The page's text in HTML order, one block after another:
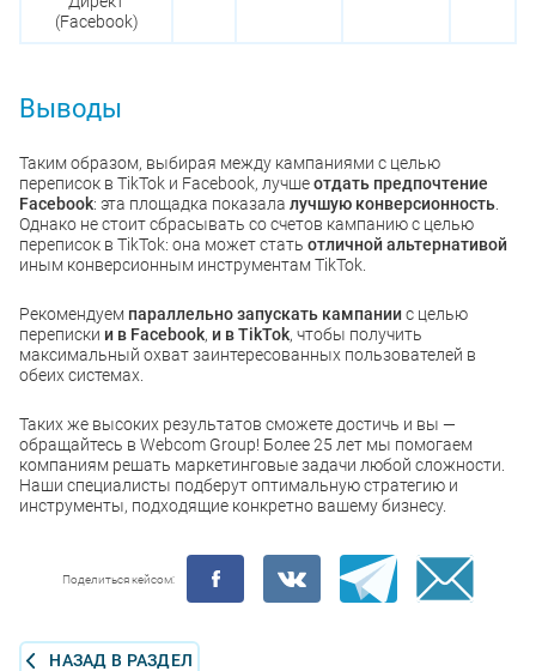
(Facebook)
Выводы
Таким образом, выбирая между кампаниями с целью
переписок в TikTok и Facebook, лучшеотдать предпочтение
Facebook: эта площадка показала лучшую конверсионность
Однако не стоит сбрасывать со счетов кампанию с целью
переписок в TikTok: она может стать отличной альтернативой
иным конверсионным инструментам TikTok.
Рекомендуем параллельно запускать кампаниис целью
переписки и в Facebook, и в TikTok, чтобы получить
максимальный охват заинтересованных пользователей в
обеих системах.
Таких же высоких результатов сможете достичь и вы —
обращайтесь в Webcom Group! Более 25 лет мы помогаем
компаниям решать маркетинговые задачи любой сложности.
Наши специалисты подберут оптимальную стратегию и
инструменты, подходящие конкретно вашему бизнесу.
НАЗАД В РАЗДЕЛ
Поделиться кейсом: